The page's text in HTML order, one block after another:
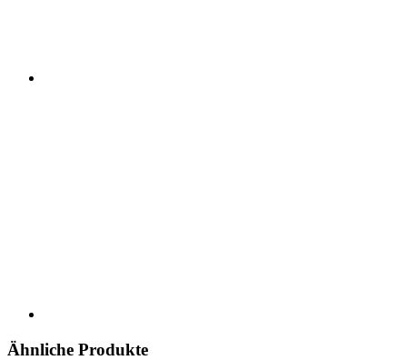
Ähnliche Produkte